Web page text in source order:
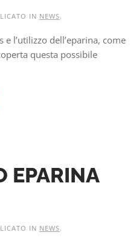
IN NEWS.
l’utilizzo dell’eparina, come
questa possibile
EPARINA
IN NEWS.